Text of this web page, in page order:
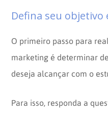
Defina seu objetivo
O primeiro passo para
marketing é determinar
deseja alcançar com o
Para isso, responda a